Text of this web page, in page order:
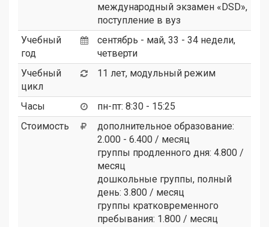
международный экзамен «DSD»,
поступление в вуз
Учебный
год
сентябрь - май, 33 - 34 недели,
четверти
Учебный
цикл
11 лет, модульный режим
Часы
пн-пт: 8:30 - 15:25
Стоимость
дополнительное образование:
2.000 - 6.400 / месяц
группы продленного дня: 4.800 /
месяц
дошкольные группы, полный
день: 3.800 / месяц
группы кратковременного
пребывания: 1.800 / месяц